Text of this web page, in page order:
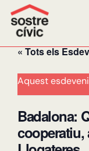
« Tots els
Aquest
Badalona:
cooperatiu,